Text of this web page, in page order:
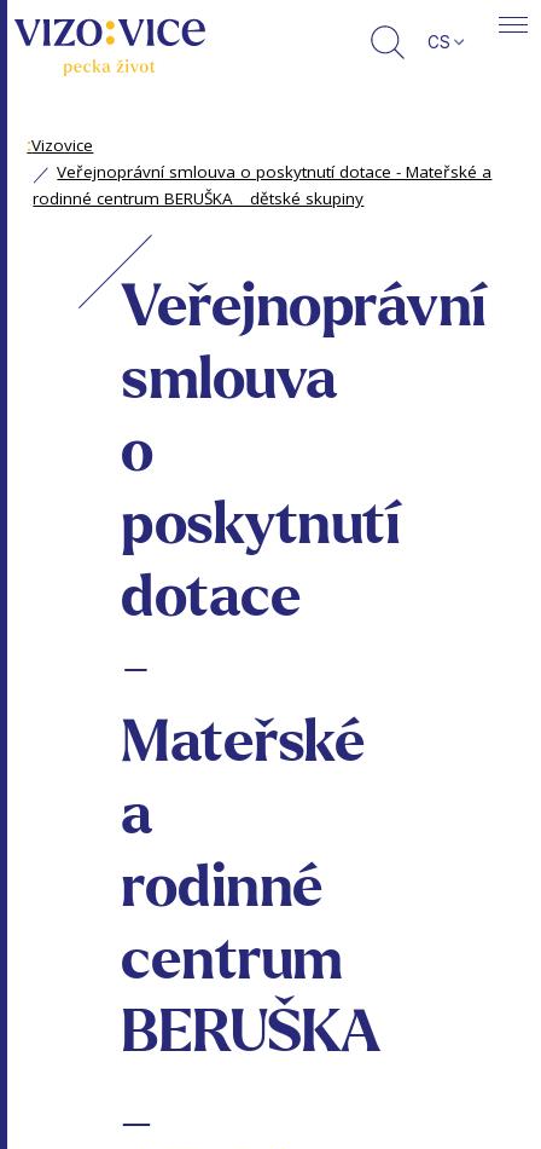
CS
:Vizovice
Veřejnoprávní smlouva o poskytnutí dotace - Mateřské a
rodinné centrum BERUŠKA _ dětské skupiny
Veřejnoprávní
smlouva
o
poskytnutí
dotace
-
Mateřské
a
rodinné
centrum
BERUŠKA